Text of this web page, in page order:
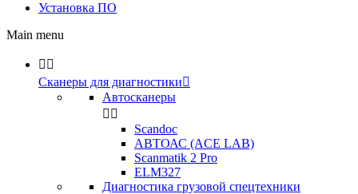
Установка ПО
Main menu
 
Сканеры для диагностики
Автосканеры
 
Scandoc
АВТОАС (ACE LAB)
Scanmatik 2 Pro
ELM327
Диагностика грузовой спецтехники